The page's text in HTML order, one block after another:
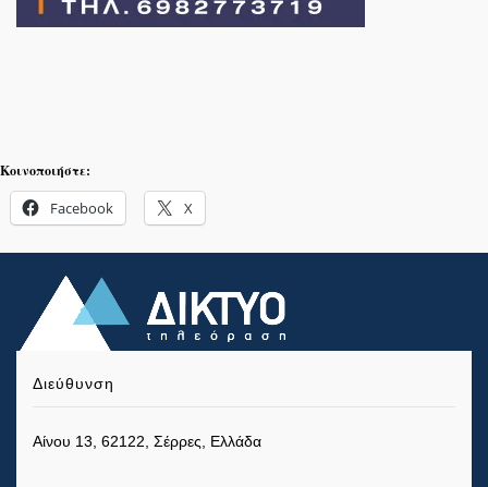
Κοινοποιήστε:
Facebook X
Διεύθυνση
Αίνου 13, 62122, Σέρρες, Ελλάδα